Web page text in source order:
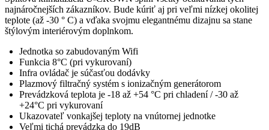
najnáročnejších zákazníkov. Bude kúriť aj pri veľmi nízkej okolitej
teplote (až -30 ° C) a vďaka svojmu elegantnému dizajnu sa stane
štýlovým interiérovým doplnkom.
Jednotka so zabudovaným Wifi
Funkcia 8°C (pri vykurovaní)
Infra ovládač je súčasťou dodávky
Plazmový filtračný systém s ionizačným generátorom
Prevádzková teplota je -18 až +54 °C pri chladení / -30 až
+24°C pri vykurovaní
Ukazovateľ vonkajšej teploty na vnútornej jednotke
Veľmi tichá prevádzka do 19dB